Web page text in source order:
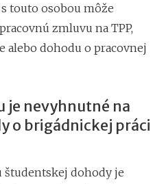
touto osobou môže
zmluvu na TPP,
alebo dohodu o pracovnej
je nevyhnutné na
o brigádnickej práci
študentskej dohody je